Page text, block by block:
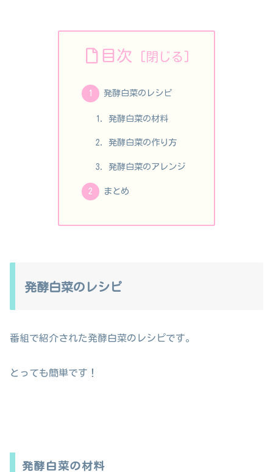
目次
発酵白菜のレシピ
発酵白菜の材料
発酵白菜の作り方
発酵白菜のアレンジ
まとめ
発酵白菜のレシピ
番組で紹介された発酵白菜のレシピです。
とっても簡単です！
発酵白菜の材料